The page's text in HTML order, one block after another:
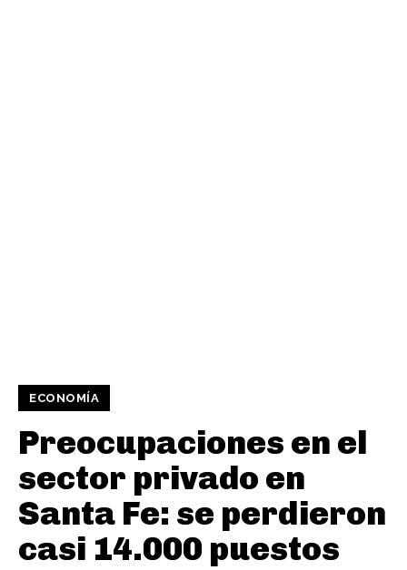
ECONOMÍA
Preocupaciones en el
sector privado en
Santa Fe: se perdieron
casi 14.000 puestos